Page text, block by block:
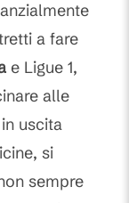
a fare
e Ligue 1,
alle
uscita
si
sempre